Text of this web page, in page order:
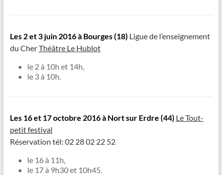
Les 2 et 3 juin 2016 à Bourges (18) Ligue de l’enseignement
du CherThéâtre Le Hublot
le 2 à 10h et 14h,
le 3 à 10h.
Les 16 et 17 octobre 2016 à Nort sur Erdre (44) Le Tout-
petit festival
Réservation tél: 02 28 02 22 52
le 16 à 11h,
le 17 à 9h30 et 10h45.